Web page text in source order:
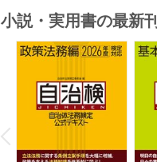
小説・実用書の最新刊
P
r
e
i
o
u
s